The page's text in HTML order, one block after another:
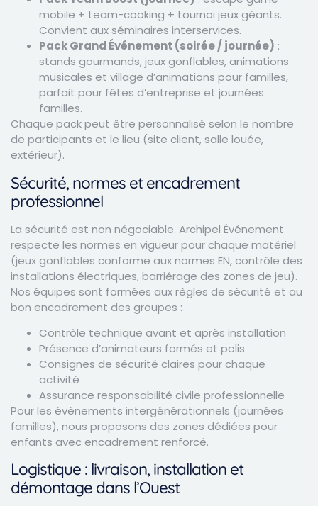
mobile + team-cooking + tournoi jeux géants.
Convient aux séminaires interservices.
Pack Grand Événement (soirée / journée) :
stands gourmands, jeux gonflables, animations
musicales et village d’animations pour familles,
parfait pour fêtes d’entreprise et journées
familles.
Chaque pack peut être personnalisé selon le nombre
de participants et le lieu (site client, salle louée,
extérieur).
Sécurité, normes et encadrement
professionnel
La sécurité est non négociable. Archipel Événement
respecte les normes en vigueur pour chaque matériel
(jeux gonflables conforme aux normes EN, contrôle des
installations électriques, barriérage des zones de jeu).
Nos équipes sont formées aux règles de sécurité et au
bon encadrement des groupes :
Contrôle technique avant et après installation
Présence d’animateurs formés et polis
Consignes de sécurité claires pour chaque
activité
Assurance responsabilité civile professionnelle
Pour les événements intergénérationnels (journées
familles), nous proposons des zones dédiées pour
enfants avec encadrement renforcé.
Logistique : livraison, installation et
démontage dans l’Ouest